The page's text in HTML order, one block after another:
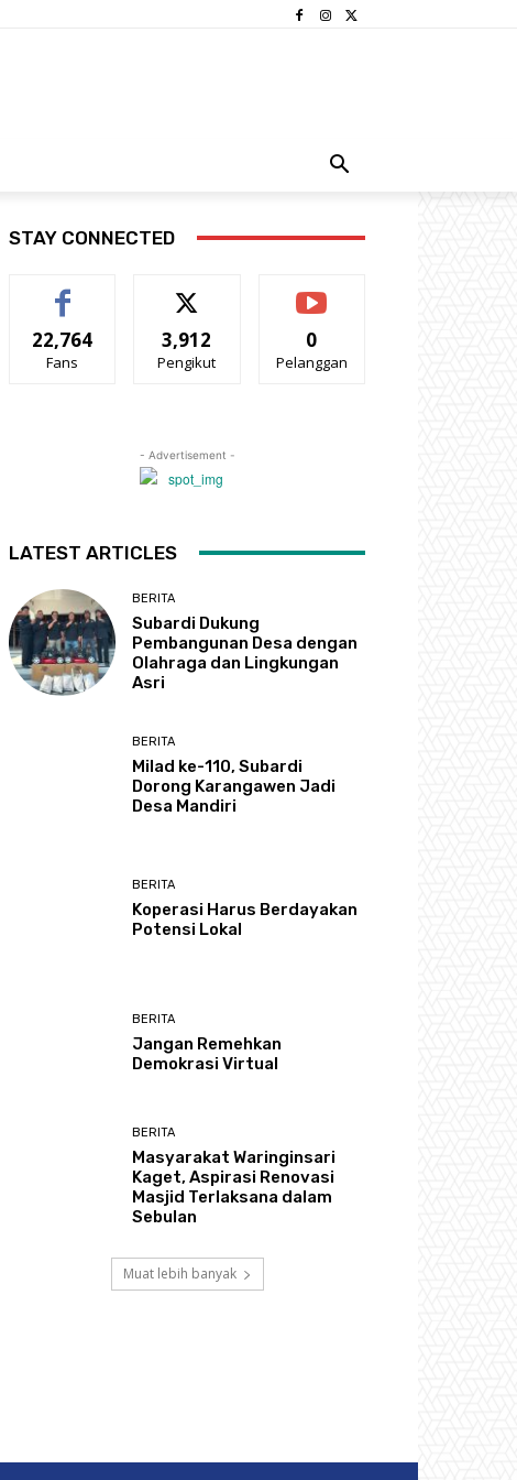
STAY CONNECTED
22,764
Fans
3,912
Pengikut
0
Pelanggan
- Advertisement -
LATEST ARTICLES
BERITA
Subardi Dukung
Pembangunan Desa dengan
Olahraga dan Lingkungan
Asri
BERITA
Milad ke-110, Subardi
Dorong Karangawen Jadi
Desa Mandiri
BERITA
Koperasi Harus Berdayakan
Potensi Lokal
BERITA
Jangan Remehkan
Demokrasi Virtual
BERITA
Masyarakat Waringinsari
Kaget, Aspirasi Renovasi
Masjid Terlaksana dalam
Sebulan
Muat lebih banyak